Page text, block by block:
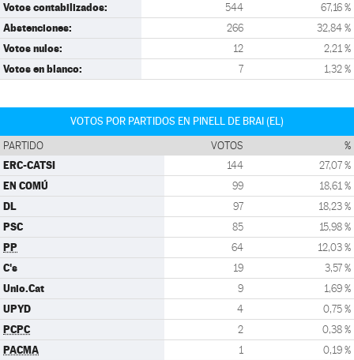
Votos contabilizados: 544 67,16 %
Abstenciones: 266 32,84 %
Votos nulos: 12 2,21 %
Votos en blanco: 7 1,32 %
VOTOS POR PARTIDOS EN PINELL DE BRAI (EL)
PARTIDO VOTOS %
ERC-CATSI 144 27,07 %
EN COMÚ 99 18,61 %
DL 97 18,23 %
PSC 85 15,98 %
PP 64 12,03 %
C's 19 3,57 %
Unio.Cat 9 1,69 %
UPYD 4 0,75 %
PCPC 2 0,38 %
PACMA 1 0,19 %